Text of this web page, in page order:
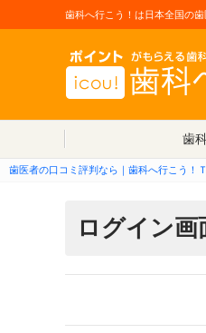
歯科へ行こう！は日本全国の
歯
歯医者の口コミ評判なら｜歯科へ行こう！
ログイン画